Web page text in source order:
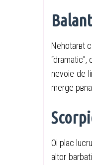
Nehotarвt
nevoie de
merge
Оi plac
altor